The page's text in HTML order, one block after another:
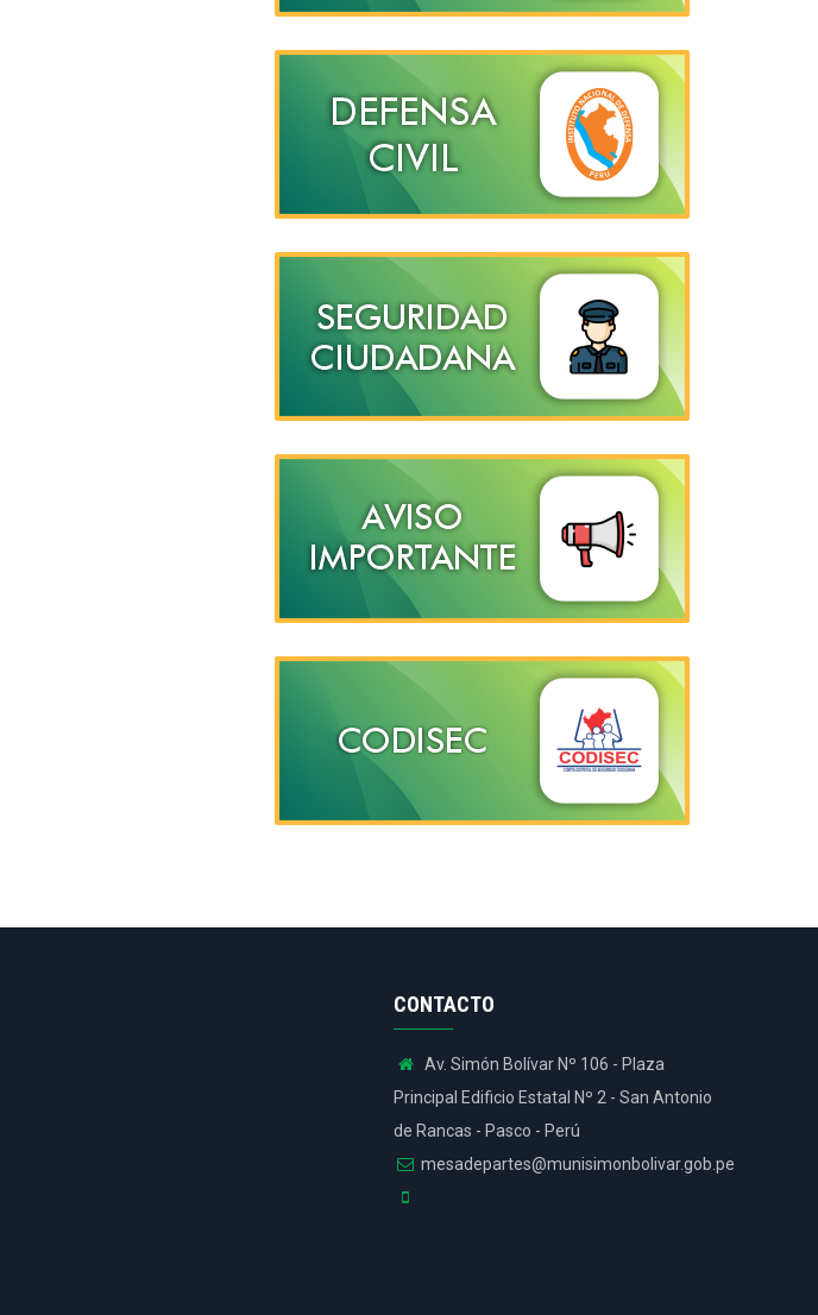
CONTACTO
Av. Simón Bolívar Nº 106 - Plaza
Principal Edificio Estatal Nº 2 - San Antonio
de Rancas - Pasco - Perú
mesadepartes@munisimonbolivar.gob.pe